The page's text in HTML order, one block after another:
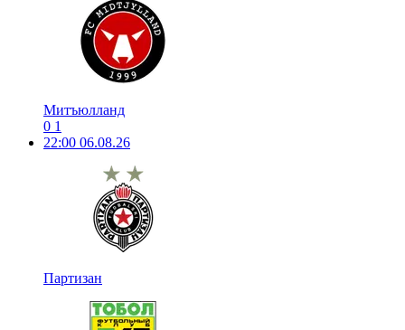
Митъюлланд
0 1
22:00 06.08.26
Партизан